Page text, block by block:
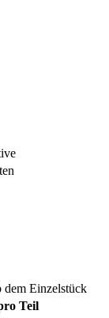
dem Einzelstück
Teil